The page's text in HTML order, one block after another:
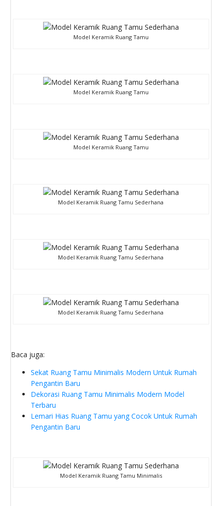
Model Keramik Ruang Tamu
Model Keramik Ruang Tamu
Model Keramik Ruang Tamu
Model Keramik Ruang Tamu Sederhana
Model Keramik Ruang Tamu Sederhana
Model Keramik Ruang Tamu Sederhana
Baca juga:
Sekat Ruang Tamu Minimalis Modern Untuk Rumah
Pengantin Baru
Dekorasi Ruang Tamu Minimalis Modern Model
Terbaru
Lemari Hias Ruang Tamu yang Cocok Untuk Rumah
Pengantin Baru
Model Keramik Ruang Tamu Minimalis